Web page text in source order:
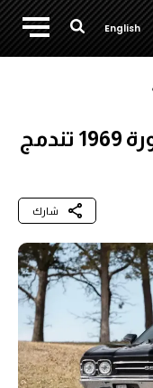
English
شيفل تعود للحياة: أسطورة 1969 تندمج
شارك